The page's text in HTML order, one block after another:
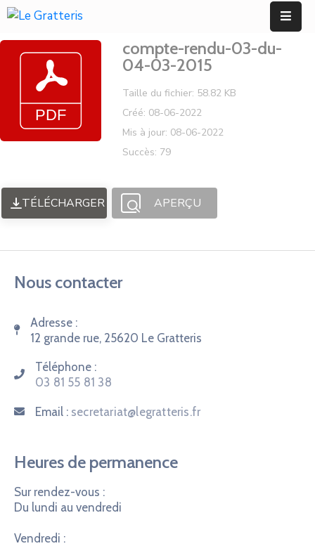
Accueil
Découvrir
Mes
Démarches
Services
Utiles
compte-rendu-03-du-
04-03-2015
Taille du fichier: 58.82 KB
Créé: 08-06-2022
Mis à jour: 08-06-2022
Succès: 79
TÉLÉCHARGER APERÇU
Nous contacter
Adresse :
12 grande rue, 25620 Le Gratteris
Téléphone :
03 81 55 81 38
Email : secretariat@legratteris.fr
Heures de permanence
Sur rendez-vous :
Du lundi au vendredi
Vendredi :
Panneau de gestion des cookies